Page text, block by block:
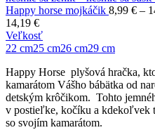
Happy horse mojkáčik 8,99 € –
14,19 €
Veľkosť
22 cm25 cm26 cm29 cm
Happy Horse plyšová hračka,
kamarátom Vášho bábätka od
detským krôčikom. Tohto
v postieľke, kočíku a kdekoľvek
so svojím kamarátom.